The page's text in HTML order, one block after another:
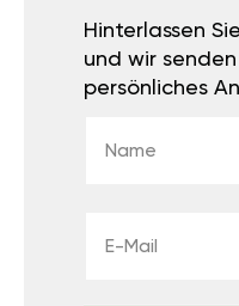
Hinterlassen
und wir
persönliches